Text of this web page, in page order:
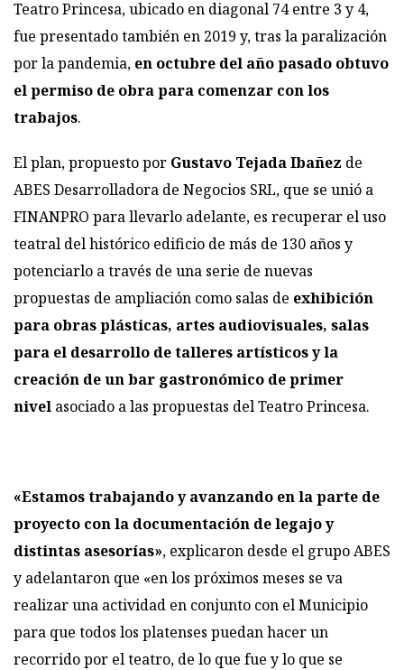
Teatro Princesa, ubicado en diagonal 74 entre 3 y 4,
fue presentado también en 2019 y, tras la paralización
por la pandemia, en octubre del año pasado obtuvo
el permiso de obra para comenzar con los
trabajos.
El plan, propuesto por Gustavo Tejada Ibañez de
ABES Desarrolladora de Negocios SRL, que se unió a
FINANPRO para llevarlo adelante, es recuperar el uso
teatral del histórico edificio de más de 130 años y
potenciarlo a través de una serie de nuevas
propuestas de ampliación como salas de exhibición
para obras plásticas, artes audiovisuales, salas
para el desarrollo de talleres artísticos y la
creación de un bar gastronómico de primer
nivel asociado a las propuestas del Teatro Princesa.
«Estamos trabajando y avanzando en la parte de
proyecto con la documentación de legajo y
distintas asesorías», explicaron desde el grupo ABES
y adelantaron que «en los próximos meses se va
realizar una actividad en conjunto con el Municipio
para que todos los platenses puedan hacer un
recorrido por el teatro, de lo que fue y lo que se